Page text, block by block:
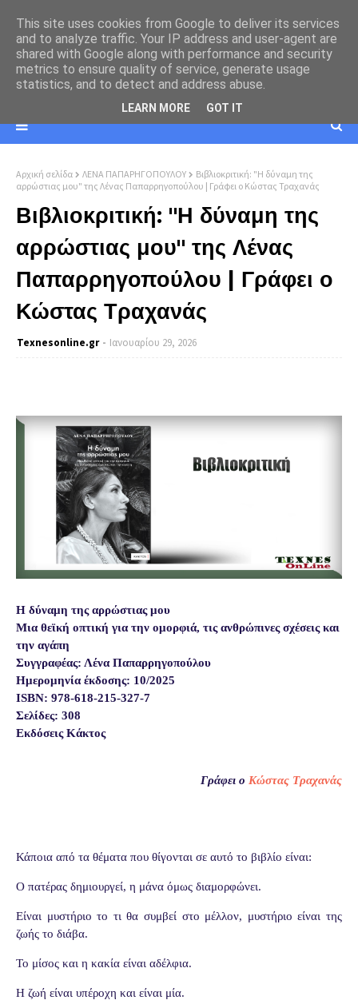
Αρχική σελίδα ΛΕΝΑ ΠΑΠΑΡΗΓΟΠΟΥΛΟΥ
Βιβλιοκριτική: "Η δύναμη της
αρρώστιας μου" της Λένας Παπαρρηγοπούλου | Γράφει ο Κώστας Τραχανάς
Βιβλιοκριτική: "Η δύναμη της
αρρώστιας μου" της Λένας
Παπαρρηγοπούλου | Γράφει ο
Κώστας Τραχανάς
Texnesοnline.gr Ιανουαρίου 29, 2026
Η δύναμη της αρρώστιας μου
Μια θεϊκή οπτική για την ομορφιά, τις ανθρώπινες σχέσεις και
την αγάπη
Συγγραφέας: Λένα Παπαρρηγοπούλου
Ημερομηνία έκδοσης: 10/2025
ISBN: 978-618-215-327-7
Σελίδες: 308
Εκδόσεις Κάκτος
Γράφει ο Κώστας Τραχανάς
Κάποια από τα θέματα που θίγονται σε αυτό το βιβλίο είναι:
Ο πατέρας δημιουργεί, η μάνα όμως διαμορφώνει.
Είναι μυστήριο το τι θα συμβεί στο μέλλον, μυστήριο είναι της
ζωής το διάβα.
Το μίσος και η κακία είναι αδέλφια.
Η ζωή είναι υπέροχη και είναι μία.
This site uses cookies from Google to deliver its services
and to analyze traffic. Your IP address and user-agent are
shared with Google along with performance and security
metrics to ensure quality of service, generate usage
statistics, and to detect and address abuse.
LEARN MORE GOT IT